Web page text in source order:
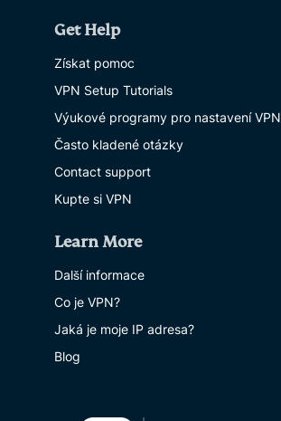
Get Help
Získat pomoc
VPN Setup Tutorials
Výukové programy pro nastavení VPN
Často kladené otázky
Contact support
Kupte si VPN
Learn More
Další informace
Co je VPN?
Jaká je moje IP adresa?
Blog